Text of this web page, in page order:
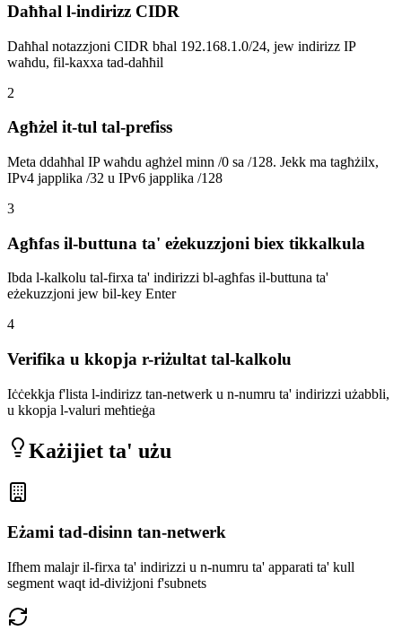
Daħħal l-indirizz CIDR
Daħħal notazzjoni CIDR bħal 192.168.1.0/24, jew indirizz IP
waħdu, fil-kaxxa tad-daħħil
2
Agħżel it-tul tal-prefiss
Meta ddaħħal IP waħdu agħżel minn /0 sa /128. Jekk ma tagħżilx,
IPv4 japplika /32 u IPv6 japplika /128
3
Agħfas il-buttuna ta' eżekuzzjoni biex tikkalkula
Ibda l-kalkolu tal-firxa ta' indirizzi bl-agħfas il-buttuna ta'
eżekuzzjoni jew bil-key Enter
4
Verifika u kkopja r-riżultat tal-kalkolu
Iċċekkja f'lista l-indirizz tan-netwerk u n-numru ta' indirizzi użabbli,
u kkopja l-valuri meħtieġa
Każijiet ta' użu
Eżami tad-disinn tan-netwerk
Ifhem malajr il-firxa ta' indirizzi u n-numru ta' apparati ta' kull
segment waqt id-diviżjoni f'subnets